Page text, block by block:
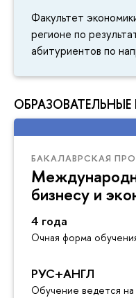
Факультет
регионе по
абитуриентов по
БАКАЛАВРСКАЯ
бизнесу и
4 года
Очная форма
РУС+АНГЛ
Обучение ведется на